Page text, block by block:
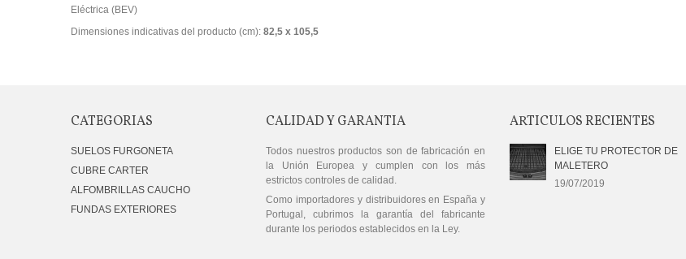
Eléctrica (BEV)
Dimensiones indicativas del producto (cm): 82,5 x 105,5
CATEGORIAS
SUELOS FURGONETA
CUBRE CARTER
ALFOMBRILLAS CAUCHO
FUNDAS EXTERIORES
CALIDAD Y GARANTIA
Todos nuestros productos son de fabricación en
la Unión Europea y cumplen con los más
estrictos controles de calidad.
Como importadores y distribuidores en España y
Portugal, cubrimos la garantía del fabricante
durante los periodos establecidos en la Ley.
ARTICULOS RECIENTES
ELIGE TU PROTECTOR DE
MALETERO
19/07/2019